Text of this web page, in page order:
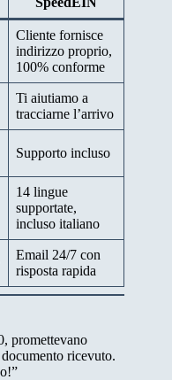
Cliente fornisce
indirizzo proprio,
100% conforme
Ti aiutiamo a
tracciarne l’arrivo
Supporto incluso
14 lingue
supportate,
incluso italiano
Email 24/7 con
risposta rapida
promettevano
ricevuto.